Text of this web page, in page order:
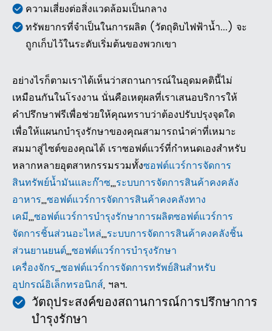
ความเสี่ยงต่อสิ่งแวดล้อมเป็นกลาง
ทรัพยากรที่จำเป็นในการผลิต (วัตถุดิบไฟฟ้าน้ำ...) จะ
ถูกเก็บไว้ในระดับเริ่มต้นของพวกเขา
อย่างไรก็ตามเราได้เห็นว่าสถานการณ์ในอุดมคตินี้ไม่
เหมือนกันในโรงงาน นั่นคือเหตุผลที่เราเสนอบริการให้
คำปรึกษาฟรีเพื่อช่วยให้คุณทราบว่าต้องปรับปรุงจุดใด
เพื่อให้แผนกบำรุงรักษาของคุณสามารถนำค่าที่เหมาะ
สมมาสู่ไซต์ของคุณได้ เราซอฟต์แวร์ที่กำหนดเองสำหรับ
หลากหลายอุตสาหกรรมรวมทั้งซอฟต์แวร์การจัดการ
สินทรัพย์น้ำมันและก๊าซ,,,ระบบการจัดการสินค้าคงคลัง
อาหาร,,,ซอฟต์แวร์การจัดการสินค้าคงคลังทาง
เคมี,,,ซอฟต์แวร์การบำรุงรักษาการผลิตซอฟต์แวร์การ
จัดการชิ้นส่วนอะไหล่,,,ระบบการจัดการสินค้าคงคลังชิ้น
ส่วนยานยนต์,,,ซอฟต์แวร์การบำรุงรักษา
เครื่องจักร,,,ซอฟต์แวร์การจัดการทรัพย์สินสำหรับ
อุปกรณ์อิเล็กทรอนิกส์, ฯลฯ.
วัตถุประสงค์ของสถานการณ์การปรึกษาการ
บำรุงรักษา